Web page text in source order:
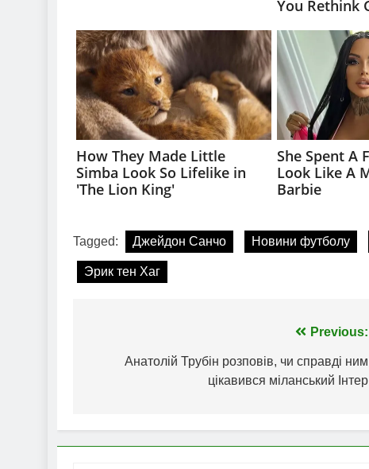
Tagged: Джейдон Санчо Новини футболу
Эрик тен Хаг
записів
Previous:
Анатолій Трубін розповів, чи справді ним
цікавився міланський Інтер